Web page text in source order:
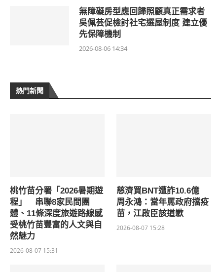
無障礙房型應回歸照顧真正需求者
吳佩芸促檢討社宅選屋制度 建立優
先保障機制
2026-08-06 14:34
熱門新聞
桃竹苗分署「2026暑期遊
程」 串聯8家民間團
體、11條深度旅遊路線感
受桃竹苗豐富的人文與自
然魅力
2026-08-07 15:31
慈濟買BNT遭詐10.6億
周永鴻：當年罵政府擋疫
苗，江啟臣該道歉
2026-08-07 15:28